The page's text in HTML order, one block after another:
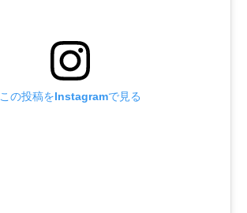
この投稿をInstagramで見る